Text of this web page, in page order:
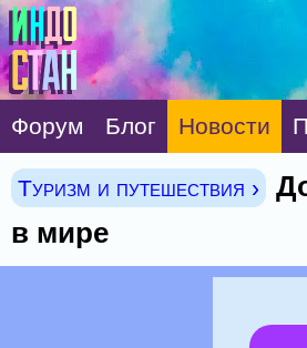
Форум Блог Новости
Туризм и путешествия ›
в мире